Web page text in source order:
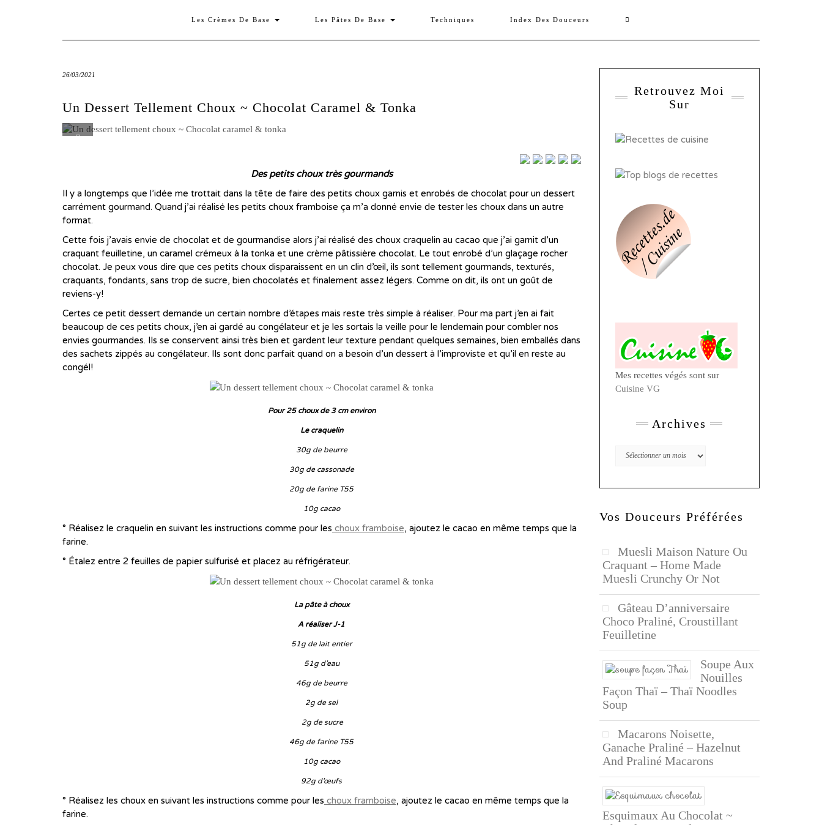
Les Crèmes De Base Les Pâtes De Base Techniques Index Des Douceurs
26/03/2021
Un Dessert Tellement Choux ~ Chocolat Caramel & Tonka
Des petits choux très gourmands
Il y a longtemps que l’idée me trottait dans la tête de faire des petits choux garnis et enrobés de chocolat pour un dessert
carrément gourmand. Quand j’ai réalisé les petits choux framboise ça m’a donné envie de tester les choux dans un autre
format.
Cette fois j’avais envie de chocolat et de gourmandise alors j’ai réalisé des choux craquelin au cacao que j’ai garnit d’un
craquant feuilletine, un caramel crémeux à la tonka et une crème pâtissière chocolat. Le tout enrobé d’un glaçage rocher
chocolat. Je peux vous dire que ces petits choux disparaissent en un clin d’œil, ils sont tellement gourmands, texturés,
craquants, fondants, sans trop de sucre, bien chocolatés et finalement assez légers. Comme on dit, ils ont un goût de
reviens-y!
Certes ce petit dessert demande un certain nombre d’étapes mais reste très simple à réaliser. Pour ma part j’en ai fait
beaucoup de ces petits choux, j’en ai gardé au congélateur et je les sortais la veille pour le lendemain pour combler nos
envies gourmandes. Ils se conservent ainsi très bien et gardent leur texture pendant quelques semaines, bien emballés dans
des sachets zippés au congélateur. Ils sont donc parfait quand on a besoin d’un dessert à l’improviste et qu’il en reste au
congél!
Pour 25 choux de 3 cm environ
Le craquelin
30g de beurre
30g de cassonade
20g de farine T55
10g cacao
° Réalisez le craquelin en suivant les instructions comme pour les choux framboise, ajoutez le cacao en même temps que la
farine.
° Étalez entre 2 feuilles de papier sulfurisé et placez au réfrigérateur.
La pâte à choux
A réaliser J-1
51g de lait entier
51g d’eau
46g de beurre
2g de sel
2g de sucre
46g de farine T55
10g cacao
92g d’œufs
° Réalisez les choux en suivant les instructions comme pour les choux framboise, ajoutez le cacao en même temps que la
farine.
Retrouvez Moi
Sur
Mes recettes végés sont sur
Cuisine VG
Archives
Archives
Vos Douceurs Préférées
Muesli Maison Nature Ou
Craquant – Home Made
Muesli Crunchy Or Not
Gâteau D’anniversaire
Choco Praliné, Croustillant
Feuilletine
Soupe Aux
Nouilles
Façon Thaï – Thaï Noodles
Soup
Macarons Noisette,
Ganache Praliné – Hazelnut
And Praliné Macarons
Esquimaux Au Chocolat ~